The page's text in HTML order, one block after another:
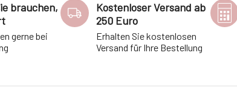
brauchen,
gerne bei
Kostenloser Versand ab
250 Euro
Erhalten Sie kostenlosen
Versand für Ihre Bestellung